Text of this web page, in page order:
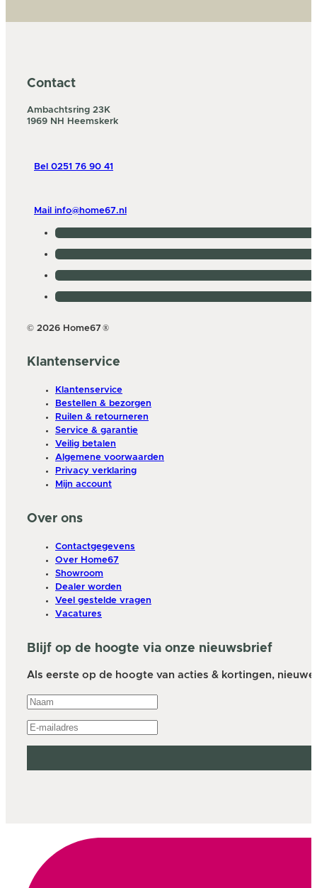
Contact
Ambachtsring 23K
1969 NH Heemskerk
Bel 0251 76 90 41
Mail info@home67.nl
© 2026 Home67 ®
Klantenservice
Klantenservice
Bestellen & bezorgen
Ruilen & retourneren
Service & garantie
Veilig betalen
Algemene voorwaarden
Privacy verklaring
Mijn account
Over ons
Contactgegevens
Over Home67
Showroom
Dealer worden
Veel gestelde vragen
Vacatures
Blijf op de hoogte via onze nieuwsbrief
Als eerste op de hoogte van acties & kortingen,